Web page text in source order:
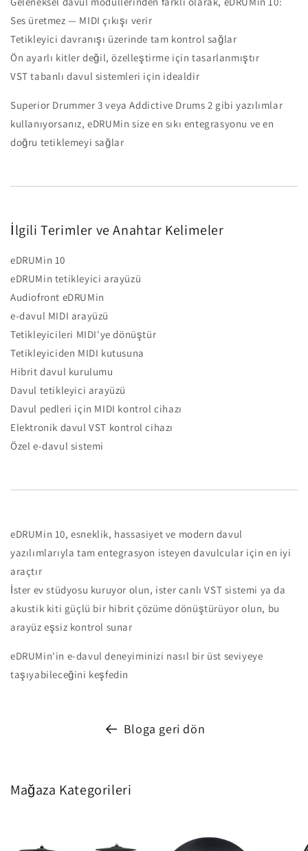
Ses üretmez — MIDI çıkışı verir
Tetikleyici davranışı üzerinde tam kontrol sağlar
Ön ayarlı kitler değil, özelleştirme için tasarlanmıştır
VST tabanlı davul sistemleri için idealdir
Superior Drummer 3 veya Addictive Drums 2 gibi yazılımlar
kullanıyorsanız, eDRUMin size en sıkı entegrasyonu ve en
doğru tetiklemeyi sağlar
İlgili Terimler ve Anahtar Kelimeler
eDRUMin 10
eDRUMin tetikleyici arayüzü
Audiofront eDRUMin
e-davul MIDI arayüzü
Tetikleyicileri MIDI'ye dönüştür
Tetikleyiciden MIDI kutusuna
Hibrit davul kurulumu
Davul tetikleyici arayüzü
Davul pedleri için MIDI kontrol cihazı
Elektronik davul VST kontrol cihazı
Özel e-davul sistemi
eDRUMin 10, esneklik, hassasiyet ve modern davul
yazılımlarıyla tam entegrasyon isteyen davulcular için en iyi
araçtır
İster ev stüdyosu kuruyor olun, ister canlı VST sistemi ya da
akustik kiti güçlü bir hibrit çözüme dönüştürüyor olun, bu
arayüz eşsiz kontrol sunar
eDRUMin'in e-davul deneyiminizi nasıl bir üst seviyeye
taşıyabileceğini keşfedin
Bloga geri dön
Mağaza Kategorileri